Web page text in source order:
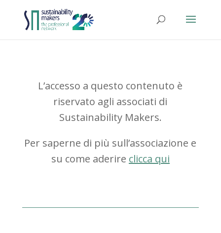
L’accesso a questo contenuto è
riservato agli associati di
Sustainability Makers.
Per saperne di più sull’associazione e
su come aderire clicca qui